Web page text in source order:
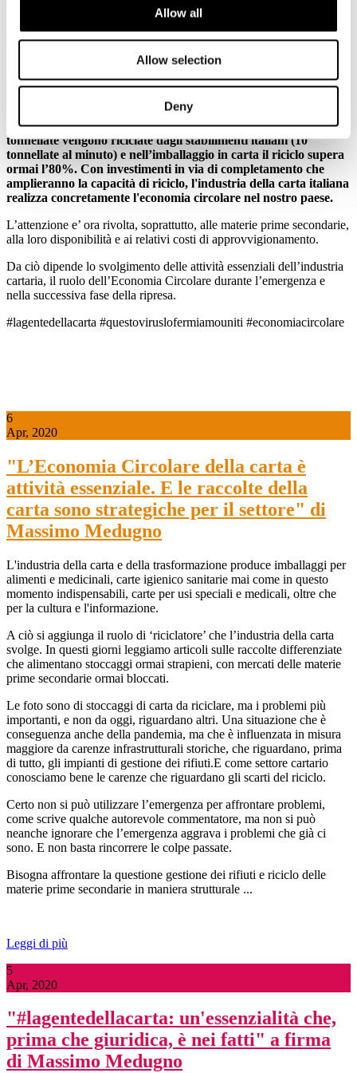
Allow all
Allow selection
Deny
è nei fatti. L'industria della carta e della trasformazione continua a
produrre - al servizio del paese - imballaggi per alimenti e
oltre che per la cultura e l'informazione.
Ma l’industria della carta svolge un ruolo strategico
nell’economia circolare del Paese: ogni anno più di 5 milioni di
tonnellate vengono riciclate dagli stabilimenti italiani (10
tonnellate al minuto) e nell’imballaggio in carta il riciclo supera
ormai l’80%. Con investimenti in via di completamento che
amplieranno la capacità di riciclo, l'industria della carta italiana
realizza concretamente l'economia circolare nel nostro paese.
L’attenzione e’ ora rivolta, soprattutto, alle materie prime secondarie,
alla loro disponibilità e ai relativi costi di approvvigionamento.
Da ciò dipende lo svolgimento delle attività essenziali dell’industria
cartaria, il ruolo dell’Economia Circolare durante l’emergenza e
nella successiva fase della ripresa.
#lagentedellacarta #questoviruslofermiamouniti #economiacircolare
6
Apr, 2020
"L’Economia Circolare della carta è
attività essenziale. E le raccolte della
carta sono strategiche per il settore" di
Massimo Medugno
L'industria della carta e della trasformazione produce imballaggi per
alimenti e medicinali, carte igienico sanitarie mai come in questo
momento indispensabili, carte per usi speciali e medicali, oltre che
per la cultura e l'informazione.
A ciò si aggiunga il ruolo di ‘riciclatore’ che l’industria della carta
svolge. In questi giorni leggiamo articoli sulle raccolte differenziate
che alimentano stoccaggi ormai strapieni, con mercati delle materie
prime secondarie ormai bloccati.
Le foto sono di stoccaggi di carta da riciclare, ma i problemi più
importanti, e non da oggi, riguardano altri. Una situazione che è
conseguenza anche della pandemia, ma che è influenzata in misura
maggiore da carenze infrastrutturali storiche, che riguardano, prima
di tutto, gli impianti di gestione dei rifiuti.E come settore cartario
conosciamo bene le carenze che riguardano gli scarti del riciclo.
Certo non si può utilizzare l’emergenza per affrontare problemi,
come scrive qualche autorevole commentatore, ma non si può
neanche ignorare che l’emergenza aggrava i problemi che già ci
sono. E non basta rincorrere le colpe passate.
Bisogna affrontare la questione gestione dei rifiuti e riciclo delle
materie prime secondarie in maniera strutturale ...
Leggi di più
5
Apr, 2020
"#lagentedellacarta: un'essenzialità che,
prima che giuridica, è nei fatti" a firma
di Massimo Medugno